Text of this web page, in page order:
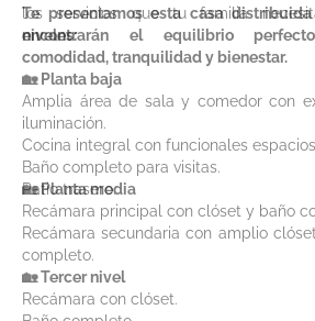
los servicios que tu familia
encontrarán el equilibrio
comodidad, tranquilidad y bienestar.
Te presentamos esta casa
niveles:
🏡 Planta baja
Amplia área de sala y comedor con
iluminación.
Cocina integral con funcionales
Baño completo para visitas.
Patio trasero.
🏡 Planta media
Recámara principal con clóset y baño
Recámara secundaria con amplio
completo.
🏡 Tercer nivel
Recámara con clóset.